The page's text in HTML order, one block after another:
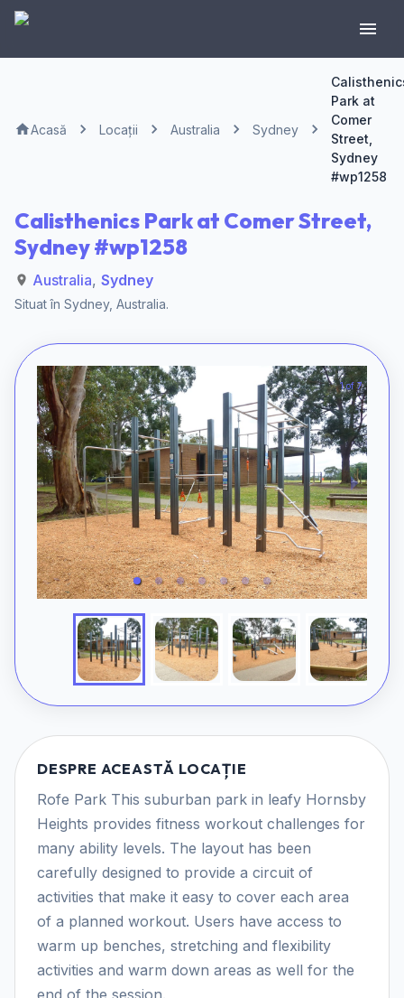
Acasă Locații Australia Sydney
Park at
Comer
Street,
Sydney
#wp1258
Calisthenics Park at Comer Street,
Sydney #wp1258
Australia, Sydney
Situat în Sydney, Australia.
1 of 7
DESPRE ACEASTĂ LOCAȚIE
Rofe Park This suburban park in leafy Hornsby
Heights provides fitness workout challenges for
many ability levels. The layout has been
carefully designed to provide a circuit of
activities that make it easy to cover each area
of a planned workout. Users have access to
warm up benches, stretching and flexibility
activities and warm down areas as well for the